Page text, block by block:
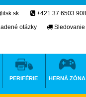
+421 37 6503 908
otázky
PERIFÉRIE HERNÁ ZÓNA